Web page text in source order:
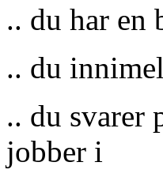
.. du har en
.. du
.. du svarer
jobber i